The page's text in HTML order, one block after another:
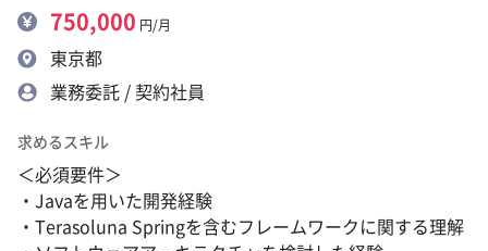
750,000 円/月
東京都
業務委託 / 契約社員
求めるスキル
＜必須要件＞
・Javaを用いた開発経験
・Terasoluna Springを含むフレームワークに関する理解